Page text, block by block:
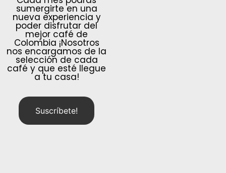
sumergirte en una
nueva experiencia y
poder disfrutar del
mejor café de
Colombia ¡Nosotros
nos encargamos de la
selección de cada
café y que esté llegue
a tu casa!
Suscríbete!